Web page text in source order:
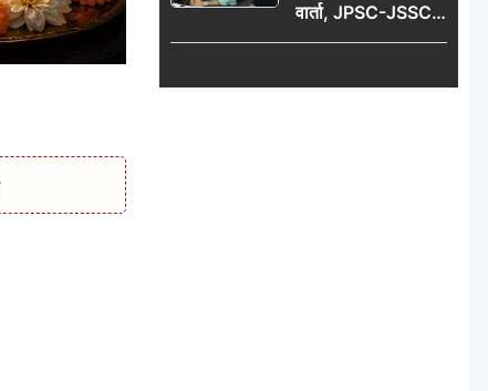
वार्ता, JPSC-JSSC
पेपर लीक के विरोध में
विधानसभा घेराव का